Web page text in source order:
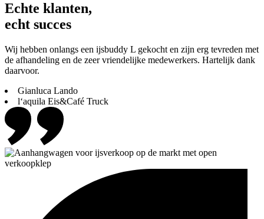
Echte klanten,
echt succes
Wij hebben onlangs een ijsbuddy L gekocht en zijn erg tevreden met
de afhandeling en de zeer vriendelijke medewerkers. Hartelijk dank
daarvoor.
Gianluca Lando
l‘aquila Eis&Café Truck